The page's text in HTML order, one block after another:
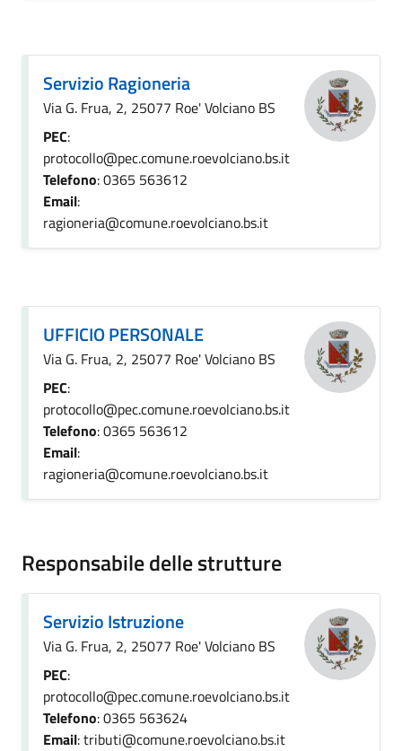
Servizio Ragioneria
Via G. Frua, 2, 25077 Roe' Volciano BS
PEC:
protocollo@pec.comune.roevolciano.bs.it
Telefono: 0365 563612
Email:
ragioneria@comune.roevolciano.bs.it
UFFICIO PERSONALE
Via G. Frua, 2, 25077 Roe' Volciano BS
PEC:
protocollo@pec.comune.roevolciano.bs.it
Telefono: 0365 563612
Email:
ragioneria@comune.roevolciano.bs.it
Responsabile delle strutture
Servizio Istruzione
Via G. Frua, 2, 25077 Roe' Volciano BS
PEC:
protocollo@pec.comune.roevolciano.bs.it
Telefono: 0365 563624
Email: tributi@comune.roevolciano.bs.it